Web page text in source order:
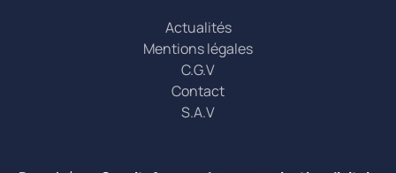
Actualités
Mentions légales
C.G.V
Contact
S.A.V